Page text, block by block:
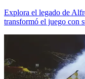
Explora el legado de
transformó el juego con